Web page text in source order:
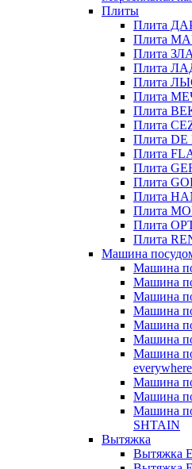
Плиты
Плита
Плита
Плита
Плита
Плита
Плита
Плита
Плита
Плита DE
Плита
Плита
Плита
Плита
Плита
Плита
Плита
Машина
Машина
Машина
Машина
Машина
Машина
Машина
Машина
everywhere
Машина
Машина
Машина
SHTAIN
Вытяжка
Вытяжка